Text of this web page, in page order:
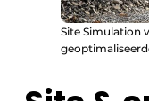
Site Simulation